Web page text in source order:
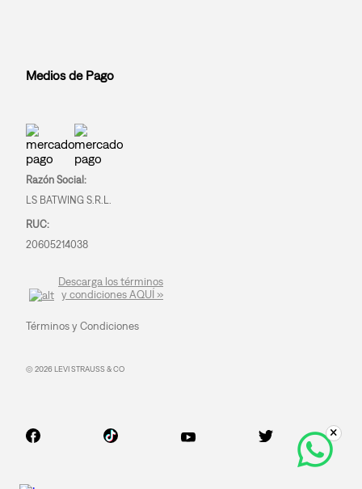
Medios de Pago
Razón Social:
LS BATWING S.R.L.
RUC:
20605214038
Descarga los términos
y condiciones AQUÍ »
Términos y Condiciones
© 2026 LEVI STRAUSS & CO